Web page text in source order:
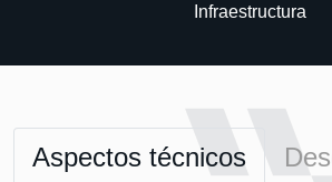
Infraestructura
Aspectos técnicos